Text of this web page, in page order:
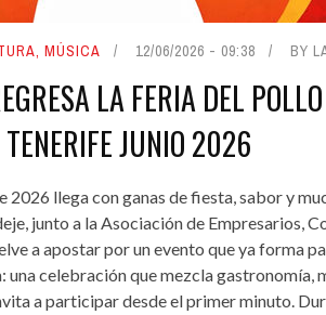
MÚSICA 12/06/2026 - 09:38 BY
LA FERIA DEL
TENERIFE JUNIO 2026
2026 llega con ganas de fiesta, sabor y
junto a la Asociación de Empresarios,
a apostar por un evento que ya forma
una celebración que mezcla gastronomía,
a participar desde el primer minuto.